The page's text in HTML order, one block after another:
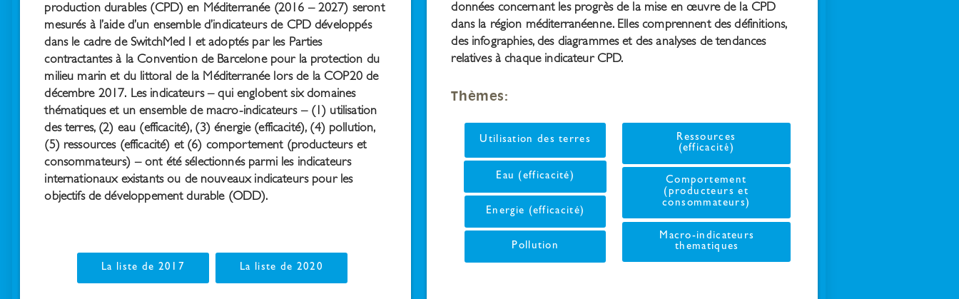
production durables (CPD) en Méditerranée (2016 – 2027) seront
mesurés à l’aide d’un ensemble d’indicateurs de CPD développés
dans le cadre de SwitchMed I et adoptés par les Parties
contractantes à la Convention de Barcelone pour la protection du
milieu marin et du littoral de la Méditerranée lors de la COP20 de
décembre 2017. Les indicateurs – qui englobent six domaines
thématiques et un ensemble de macro-indicateurs – (1) utilisation
des terres, (2) eau (efficacité), (3) énergie (efficacité), (4) pollution,
(5) ressources (efficacité) et (6) comportement (producteurs et
consommateurs) – ont été sélectionnés parmi les indicateurs
internationaux existants ou de nouveaux indicateurs pour les
objectifs de développement durable (ODD).
La liste de 2017 La liste de 2020
données concernant les progrès de la mise en œuvre de la CPD
dans la région méditerranéenne. Elles comprennent des définitions,
des infographies, des diagrammes et des analyses de tendances
relatives à chaque indicateur CPD.
Thèmes:
Utilisation des terres
Eau (efficacité)
Energie (efficacité)
Pollution
Ressources
(efficacité)
Comportement
(producteurs et
consommateurs)
Macro-indicateurs
thematiques